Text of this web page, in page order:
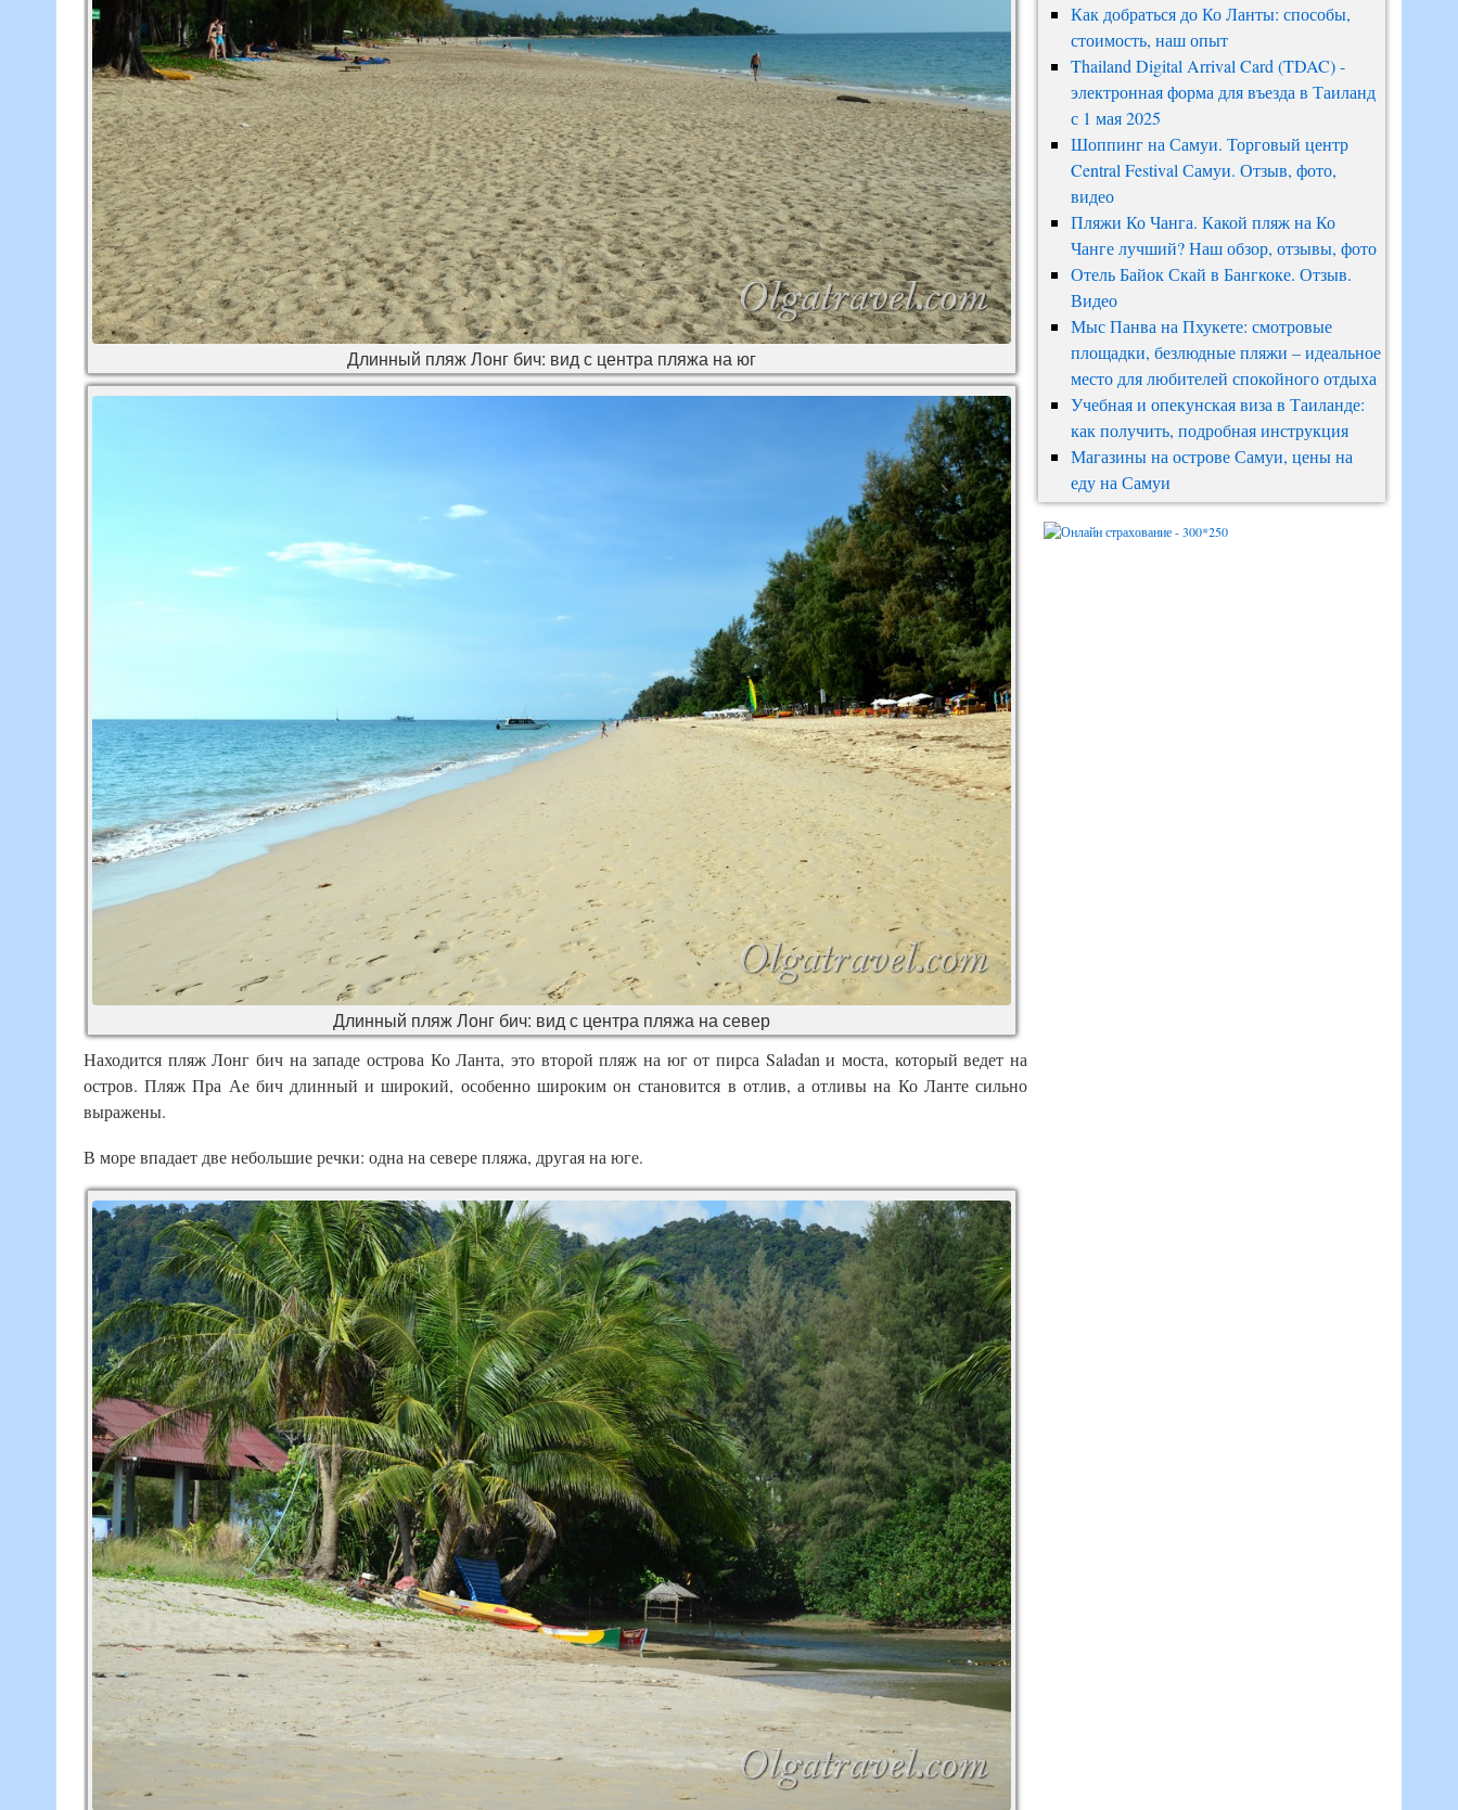
Длинный пляж Лонг бич: вид с центра пляжа на юг
Длинный пляж Лонг бич: вид с центра пляжа на север
Находится пляж Лонг бич на западе острова Ко Ланта, это второй пляж на юг от пирса Saladan и моста, который ведет на
остров. Пляж Пра Ае бич длинный и широкий, особенно широким он становится в отлив, а отливы на Ко Ланте сильно
выражены.
В море впадает две небольшие речки: одна на севере пляжа, другая на юге.
Как добраться до Ко Ланты: способы,
стоимость, наш опыт
Thailand Digital Arrival Card (TDAC) -
электронная форма для въезда в Таиланд
с 1 мая 2025
Шоппинг на Самуи. Торговый центр
Central Festival Самуи. Отзыв, фото,
видео
Пляжи Ко Чанга. Какой пляж на Ко
Чанге лучший? Наш обзор, отзывы, фото
Отель Байок Скай в Бангкоке. Отзыв.
Видео
Мыс Панва на Пхукете: смотровые
площадки, безлюдные пляжи – идеальное
место для любителей спокойного отдыха
Учебная и опекунская виза в Таиланде:
как получить, подробная инструкция
Магазины на острове Самуи, цены на
еду на Самуи